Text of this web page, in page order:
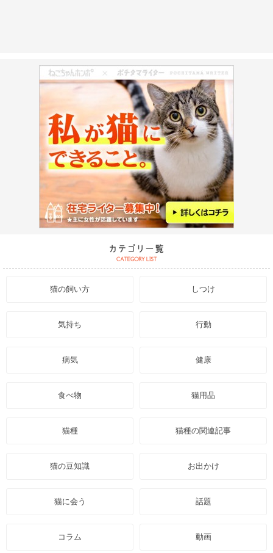
猫の飼い方 しつけ
気持ち 行動
病気 健康
食べ物 猫用品
猫種 猫種の関連記事
猫の豆知識 お出かけ
猫に会う 話題
コラム 動画